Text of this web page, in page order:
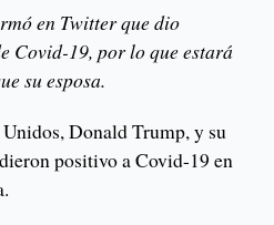
en Twitter que dio
Covid-19, por lo que estará
su esposa.
Donald Trump, y su
positivo a Covid-19 en